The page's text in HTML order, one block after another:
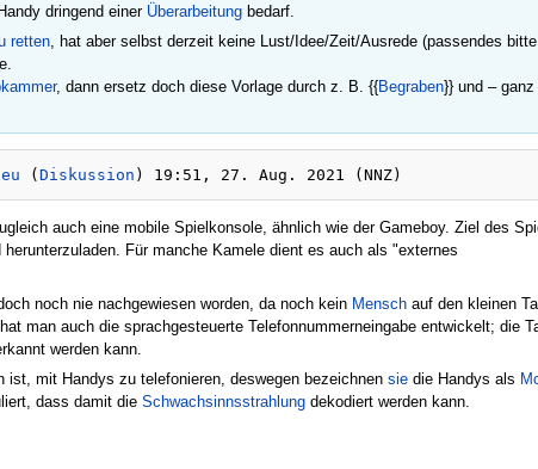
dringend einer Überarbeitung bedarf.
retten, hat aber selbst derzeit keine Lust/Idee/Zeit/Ausrede (passendes
, dann ersetz doch diese Vorlage durch z. B. {{Begraben}} und –
(Diskussion
auch eine mobile Spielkonsole, ähnlich wie der Gameboy. Ziel des
Für manche Kamele dient es auch als "externes
noch nie nachgewiesen worden, da noch kein Mensch auf den kleinen
man auch die sprachgesteuerte Telefonnummerneingabe entwickelt; die
werden kann.
ist, mit Handys zu telefonieren, deswegen bezeichnen sie die Handys als
dass damit die Schwachsinnsstrahlung dekodiert werden kann.